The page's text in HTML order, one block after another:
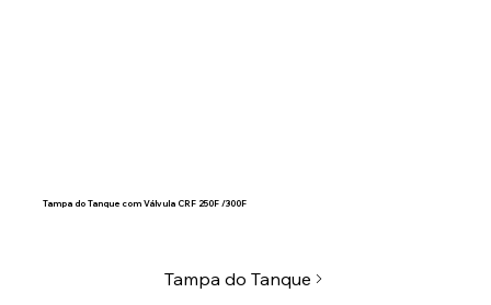
Tampa do Tanque com Válvula CRF 250F /300F
Tampa do Tanque